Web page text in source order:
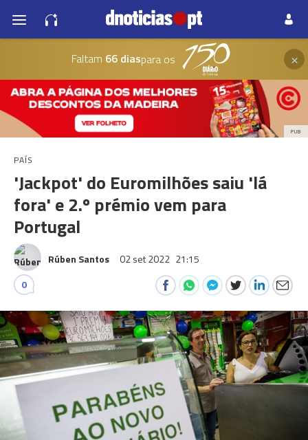
Faltam 66 diaspara os ×
PUB
PAÍS
'Jackpot' do Euromilhões saiu 'lá
fora' e 2.º prémio vem para
Portugal
Rúben Santos 02 set 2022 21:15
0